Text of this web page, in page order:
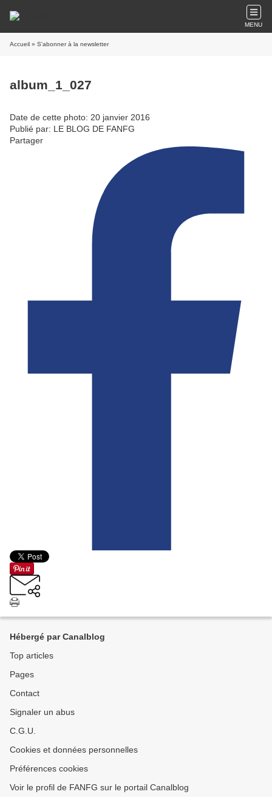
MENU
Accueil » S'abonner à la newsletter
album_1_027
Date de cette photo: 20 janvier 2016
Publié par: LE BLOG DE FANFG
Partager
Hébergé par Canalblog
Top articles
Pages
Contact
Signaler un abus
C.G.U.
Cookies et données personnelles
Préférences cookies
Voir le profil de FANFG sur le portail Canalblog